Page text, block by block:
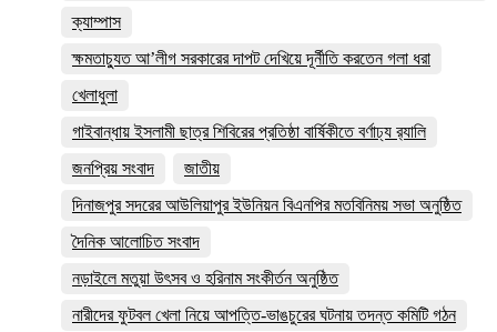
ক্যাম্পাস
ক্ষমতাচ্যুত আ’লীগ সরকারের দাপট দেখিয়ে দূর্নীতি করতেন গলা ধরা
খেলাধুলা
গাইবান্ধায় ইসলামী ছাত্র শিবিরের প্রতিষ্ঠা বার্ষিকীতে বর্ণাঢ্য র‌্যালি
জনপ্রিয় সংবাদ
জাতীয়
দিনাজপুর সদরের আউলিয়াপুর ইউনিয়ন বিএনপির মতবিনিময় সভা অনুষ্ঠিত
দৈনিক আলোচিত সংবাদ
নড়াইলে মতুয়া উৎসব ও হরিনাম সংকীর্তন অনুষ্ঠিত
নারীদের ফুটবল খেলা নিয়ে আপত্তি-ভাঙচুরের ঘটনায় তদন্ত কমিটি গঠন